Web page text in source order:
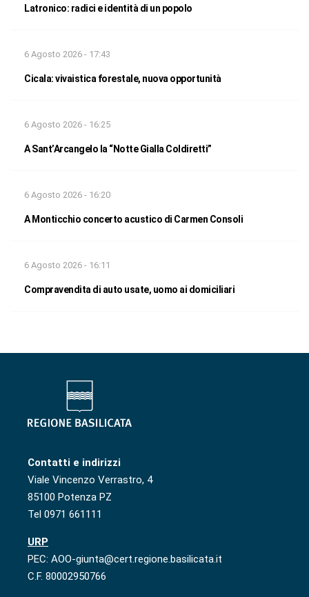
Latronico: radici e identità di un popolo
6 Agosto 2026 - 17:43
Cicala: vivaistica forestale, nuova opportunità
6 Agosto 2026 - 16:25
A Sant’Arcangelo la “Notte Gialla Coldiretti”
6 Agosto 2026 - 16:20
A Monticchio concerto acustico di Carmen Consoli
6 Agosto 2026 - 16:11
Compravendita di auto usate, uomo ai domiciliari
Contatti e indirizzi
Viale Vincenzo Verrastro, 4
85100 Potenza PZ
Tel 0971 661111
URP
PEC: AOO-giunta@cert.regione.basilicata.it
C.F. 80002950766